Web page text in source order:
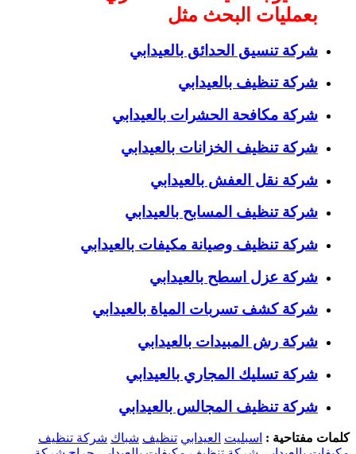
بعمليات البحث مثل
شركة تنسيق الحدائق بالعيدابي
شركة تنظيف بالعيدابي
شركة مكافحة الحشرات بالعيدابي
شركة تنظيف الخزانات بالعيدابي
شركة نقل العفش بالعيدابي
شركة تنظيف المسابح بالعيدابي
شركة تنظيف وصيانة مكيفات بالعيدابي
شركة عزل اسطح بالعيدابي
شركة كشف تسربات المياة بالعيدابي
شركة رش المبيدات بالعيدابي
شركة تسليك المجاري بالعيدابي
شركة تنظيف المجالس بالعيدابي
كلمات مفتاحية : اسبليت العيدابي تنظيف شباك شركة تنظيف